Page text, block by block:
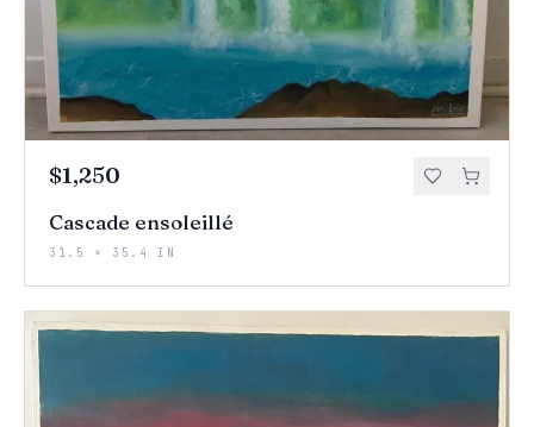
$1,250
Cascade ensoleillé
31.5 × 35.4 IN